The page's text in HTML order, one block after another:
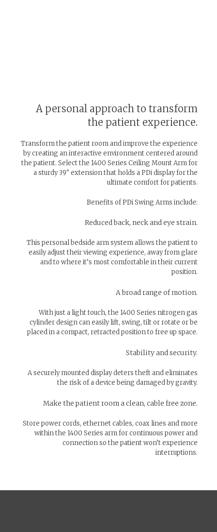
A personal approach to transform
the patient experience.
Transform the patient room and improve the experience
by creating an interactive environment centered around
the patient. Select the 1400 Series Ceiling Mount Arm for
a sturdy 39" extension that holds a PDi display for the
ultimate comfort for patients.
Benefits of PDi Swing Arms include:
Reduced back, neck and eye strain.
This personal bedside arm system allows the patient to
easily adjust their viewing experience, away from glare
and to where it’s most comfortable in their current
position.
A broad range of motion.
With just a light touch, the 1400 Series nitrogen gas
cylinder design can easily lift, swing, tilt or rotate or be
placed in a compact, retracted position to free up space.
Stability and security.
A securely mounted display deters theft and eliminates
the risk of a device being damaged by gravity.
Make the patient room a clean, cable free zone.
Store power cords, ethernet cables, coax lines and more
within the 1400 Series arm for continuous power and
connection so the patient won’t experience
interruptions.